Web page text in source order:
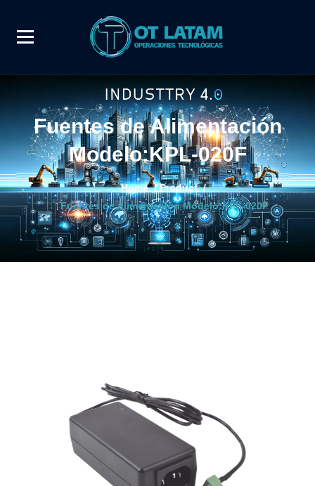
Fuentes de Alimentación
Modelo:KPL-020F
Home/Product/
Fuentes de Alimentación Modelo:KPL-020F